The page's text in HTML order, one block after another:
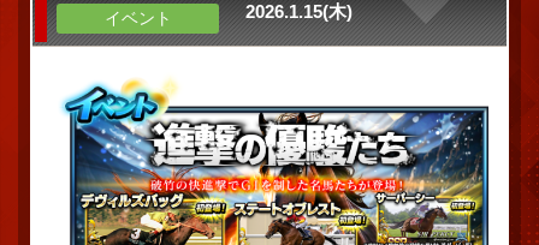
イベント 2026.1.15(木)